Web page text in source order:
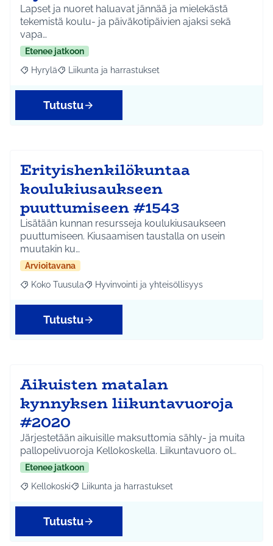
Lapset ja nuoret haluavat jännää ja mielekästä
tekemistä koulu- ja päiväkotipäivien ajaksi sekä
vapa…
Etenee jatkoon
Rajaa tulokset aihepiirin mukaan: Hyrylä
Hyrylä Rajaa tulokset teeman mukaan: Liikunta ja
Liikunta ja harrastukset
Tutustu
Erityishenkilökuntaa
koulukiusaukseen
puuttumiseen #1543
Lisätään kunnan resursseja koulukiusaukseen
puuttumiseen. Kiusaamisen taustalla on usein
muutakin ku…
Arvioitavana
Rajaa tulokset aihepiirin mukaan: Koko Tuusula
Koko Tuusula Rajaa tulokset teeman mukaan: Hyvinvointi ja
Hyvinvointi ja yhteisöllisyys
Tutustu
Aikuisten matalan
kynnyksen liikuntavuoroja
#2020
Järjestetään aikuisille maksuttomia sähly- ja muita
pallopelivuoroja Kellokoskella. Liikuntavuoro ol…
Etenee jatkoon
Rajaa tulokset aihepiirin mukaan: Kellokoski
Kellokoski Rajaa tulokset teeman mukaan: Liikunta ja
Liikunta ja harrastukset
Tutustu